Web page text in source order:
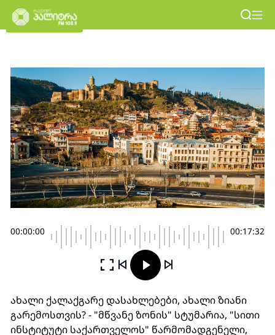
00:00:00 00:17:32
ახალი ქალაქგარე დასახლებები, ახალი ზიანი
გარემოსთვის? - "მწვანე ზონის" სტუმარია, "სითი
ინსტიტუტი საქართველოს" წარმომადგენელი,